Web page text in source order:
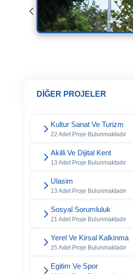
DİĞER PROJELER
Kultur Sanat Ve Turizm
22 Adet Proje Bulunmaktadır
Akilli Ve Dijital Kent
13 Adet Proje Bulunmaktadır
Ulasim
13 Adet Proje Bulunmaktadır
Sosyal Sorumluluk
21 Adet Proje Bulunmaktadır
Yerel Ve Kirsal Kalkinma
25 Adet Proje Bulunmaktadır
Egitim Ve Spor